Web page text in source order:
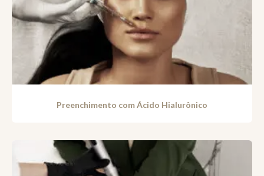
Preenchimento com Ácido Hialurônico